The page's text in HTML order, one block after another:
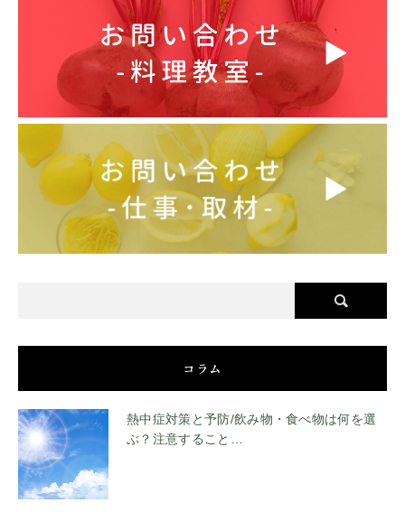
コラム
熱中症対策と予防/飲み物・食べ物は何を選
ぶ？注意すること…